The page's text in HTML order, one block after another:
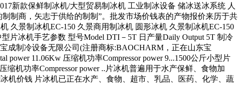
新款保鲜制冰机/大型贸易制冰机 工业制冰设备 储冰送冰系统 人
制商，矢志于供给的制制”。批发市场价钱表的产物报价来历于共
久景制冰机EC-150 久景商用制冰机 圆形冰机 久景制冰机EC-150
片冰机手艺参数 型号Model DTI－5T 日产量Daily Output 5T 制冷
宝成制冷设备无限公司(注册商标:BAOCHARM，正在山东宝
11.06Kw 压缩机功率Compressor power 9...1500公斤小型片
缩机功率Compressor power ..片冰机普遍用于水产保鲜、食物加
机价钱 片冰机已正在水产、食物、超市、乳品、医药、化学、蔬